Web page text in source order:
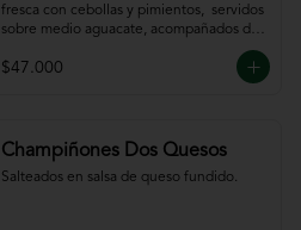
fresca con cebollas y pimientos,  servidos
sobre medio aguacate, acompañados de
$47.000
Champiñones Dos Quesos
Salteados en salsa de queso fundido.